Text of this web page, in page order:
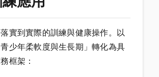
實到實際的訓練與健康操作。以
少年柔軟度與生長期」轉化為具
框架：